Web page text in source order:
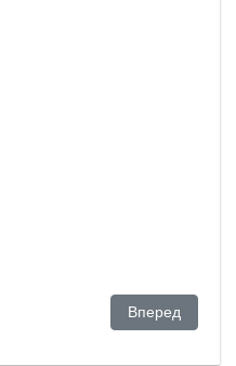
Алимова Следующий: О
Вперед